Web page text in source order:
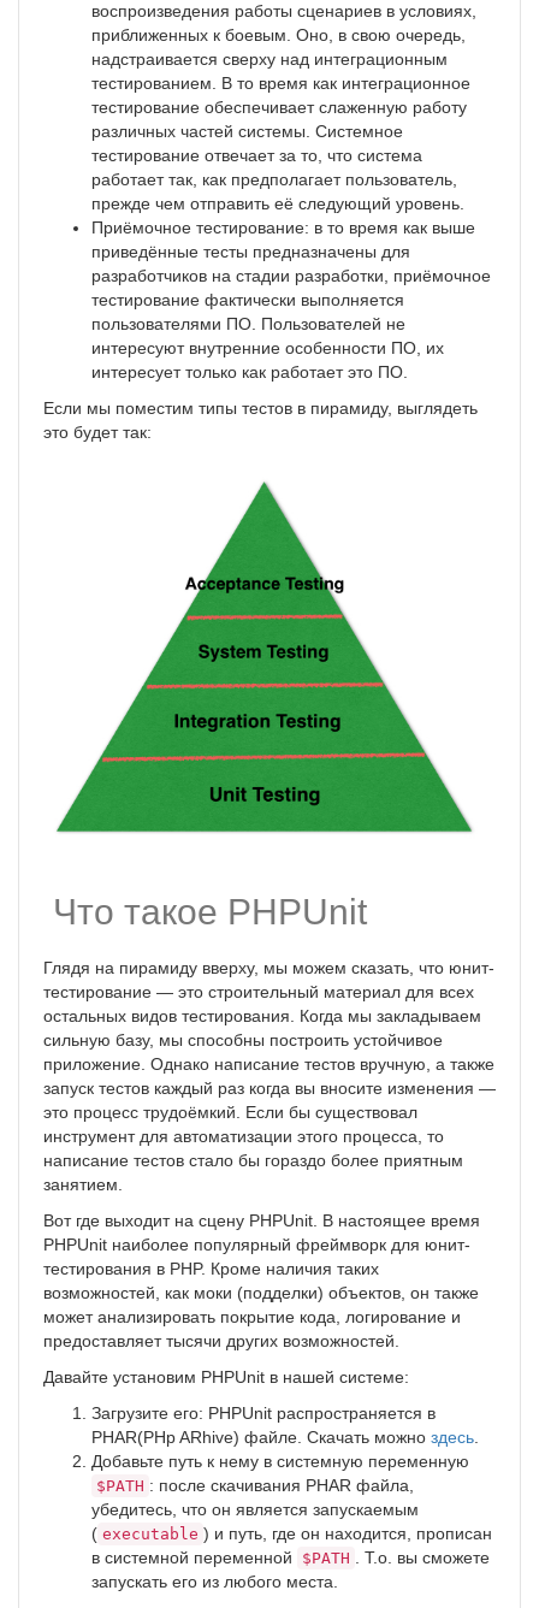
воспроизведения работы сценариев в условиях,
приближенных к боевым. Оно, в свою очередь,
надстраивается сверху над интеграционным
тестированием. В то время как интеграционное
тестирование обеспечивает слаженную работу
различных частей системы. Системное
тестирование отвечает за то, что система
работает так, как предполагает пользователь,
прежде чем отправить её следующий уровень.
Приёмочное тестирование: в то время как выше
приведённые тесты предназначены для
разработчиков на стадии разработки, приёмочное
тестирование фактически выполняется
пользователями ПО. Пользователей не
интересуют внутренние особенности ПО, их
интересует только как работает это ПО.
Если мы поместим типы тестов в пирамиду, выглядеть
это будет так:
Что такое PHPUnit
Глядя на пирамиду вверху, мы можем сказать, что юнит-
тестирование — это строительный материал для всех
остальных видов тестирования. Когда мы закладываем
сильную базу, мы способны построить устойчивое
приложение. Однако написание тестов вручную, а также
запуск тестов каждый раз когда вы вносите изменения —
это процесс трудоёмкий. Если бы существовал
инструмент для автоматизации этого процесса, то
написание тестов стало бы гораздо более приятным
занятием.
Вот где выходит на сцену PHPUnit. В настоящее время
PHPUnit наиболее популярный фреймворк для юнит-
тестирования в PHP. Кроме наличия таких
возможностей, как моки (подделки) объектов, он также
может анализировать покрытие кода, логирование и
предоставляет тысячи других возможностей.
Давайте установим PHPUnit в нашей системе:
Загрузите его: PHPUnit распространяется в
PHAR(PHp ARhive) файле. Скачать можно здесь
Добавьте путь к нему в системную переменную
$PATH : после скачивания PHAR файла,
убедитесь, что он является запускаемым
( executable ) и путь, где он находится, прописан
в системной переменной
$PATH
. Т.о. вы сможете
запускать его из любого места.